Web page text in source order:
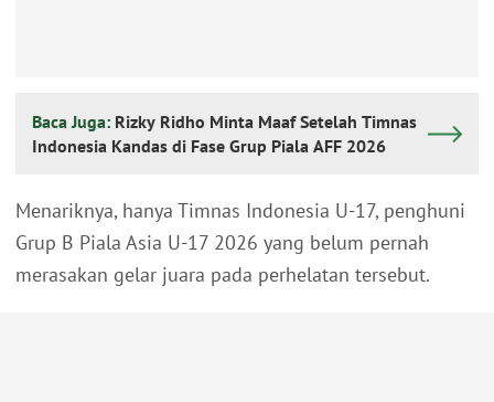
Baca Juga: Rizky Ridho Minta Maaf Setelah Timnas
Indonesia Kandas di Fase Grup Piala AFF 2026
Menariknya, hanya Timnas Indonesia U-17, penghuni
Grup B Piala Asia U-17 2026 yang belum pernah
merasakan gelar juara pada perhelatan tersebut.